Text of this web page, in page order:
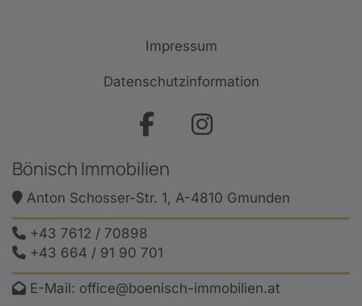
Impressum
Datenschutzinformation
Bönisch Immobilien
Anton Schosser-Str. 1, A-4810 Gmunden
+43 7612 / 70898
+43 664 / 91 90 701
E-Mail: office@boenisch-immobilien.at